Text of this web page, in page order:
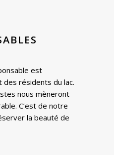
est
résidents du lac.
nous mèneront
C’est de notre
la beauté de